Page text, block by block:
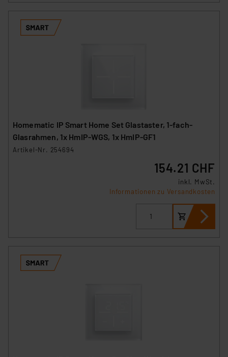
Homematic IP Smart Home Set Glastaster, 1-fach-
Glasrahmen, 1x HmIP-WGS, 1x HmIP-GF1
Artikel-Nr. 254694
154.21 CHF
inkl. MwSt.
Informationen zu Versandkosten